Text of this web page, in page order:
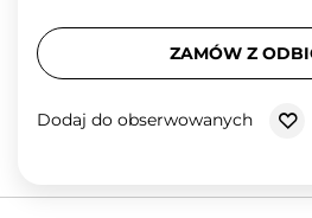
ZAMÓW Z
Dodaj do obserwowanych